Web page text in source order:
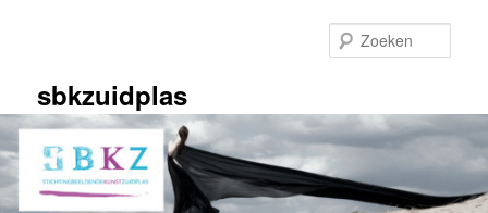
inhoudsbkzuidplas